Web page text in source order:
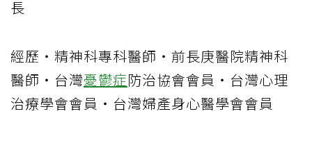
長
經歷‧精神科專科醫師‧前長庚醫院精神科
醫師‧台灣憂鬱症防治協會會員‧台灣心理
治療學會會員‧台灣婦產身心醫學會會員